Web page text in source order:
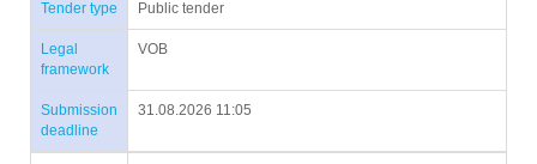
Tender type Public tender
Legal
framework
VOB
Submission
deadline
31.08.2026 11:05